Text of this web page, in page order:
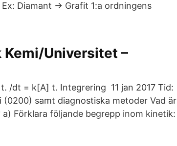
Diamant → Grafit 1:a ordningens
Universitet –
/dt = k[A] t. Integrering 11 jan 2017 Tid:
samt diagnostiska metoder Vad är
Förklara följande begrepp inom kinetik: